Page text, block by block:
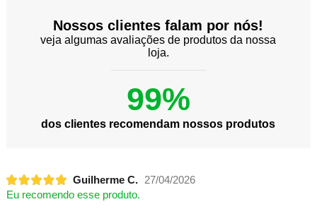
Nossos clientes falam por nós!
veja algumas avaliações de produtos da nossa
loja.
99%
dos clientes recomendam nossos produtos
Guilherme C.
27/04/2026
Eu recomendo esse produto.